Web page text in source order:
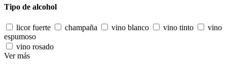
Tipo de alcohol
licor fuerte champaña vino blanco vino tinto
vino
espumoso
vino rosado
Ver más